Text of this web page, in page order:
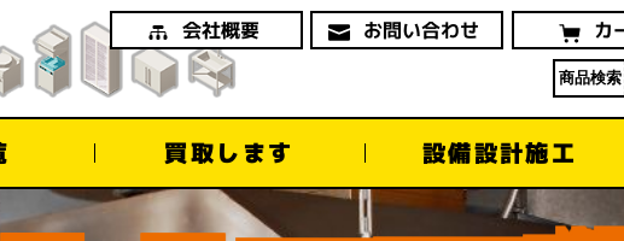
会社概要 お問い合わせ カ
商品検索
買取します 設備設計施工